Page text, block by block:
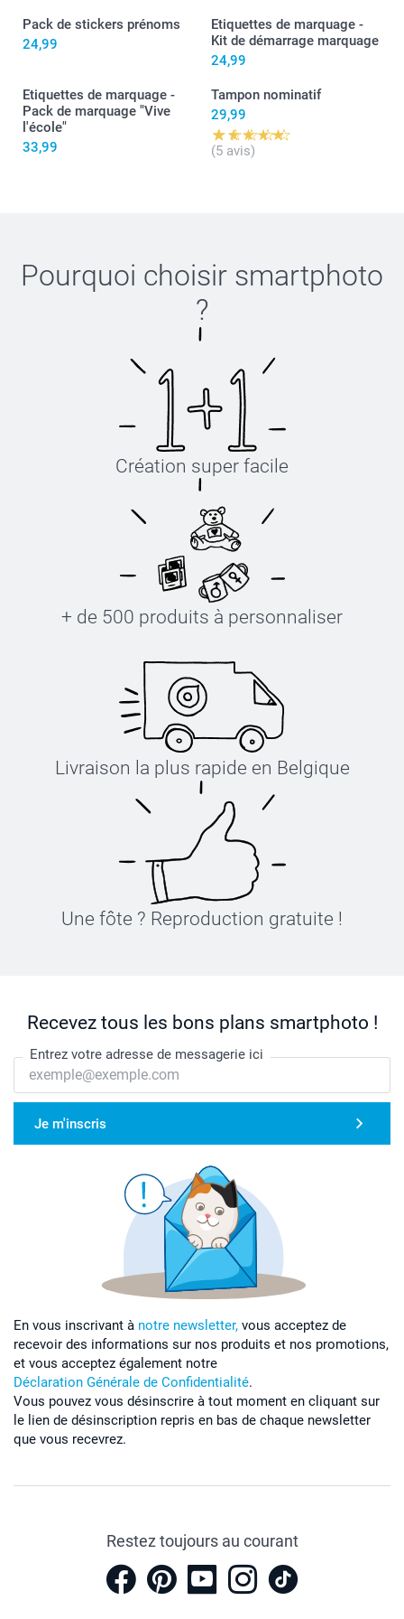
Pack de stickers prénoms
24,99
Etiquettes de marquage -
Kit de démarrage marquage
24,99
Etiquettes de marquage -
Pack de marquage "Vive
l'école"
33,99
Tampon nominatif
29,99
(5 avis)
Pourquoi choisir smartphoto
?
Création super facile
+ de 500 produits à personnaliser
Livraison la plus rapide en Belgique
Une fôte ? Reproduction gratuite !
Recevez tous les bons plans smartphoto !
Entrez votre adresse de messagerie ici
Je m'inscris
En vous inscrivant à notre newsletter, vous acceptez de
recevoir des informations sur nos produits et nos promotions,
et vous acceptez également notre
Déclaration Générale de Confidentialité.
Vous pouvez vous désinscrire à tout moment en cliquant sur
le lien de désinscription repris en bas de chaque newsletter
que vous recevrez.
Restez toujours au courant